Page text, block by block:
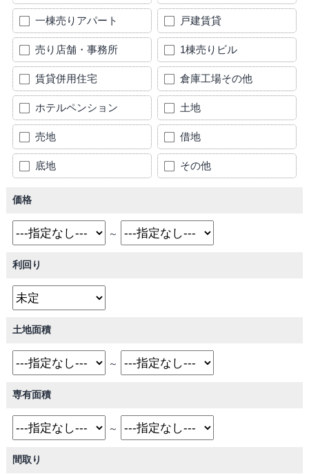
一棟売りアパート 戸建賃貸
売り店舗・事務所 1棟売りビル
賃貸併用住宅 倉庫工場その他
ホテルペンション 土地
売地 借地
底地 その他
価格
～
利回り
土地面積
～
専有面積
～
間取り